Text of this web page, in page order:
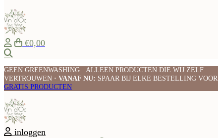
€0,00
GEEN GREENWASHING · ALLEEN PRODUCTEN DIE WIJ ZELF
VERTROUWEN · VANAF NU: SPAAR BIJ ELKE BESTELLING VOOR
GRATIS PRODUCTEN
inloggen